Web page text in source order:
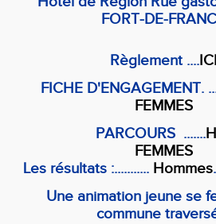
FORT-DE-
Règlement ....
FICHE D'ENGAGEMENT.
FEMMES
PARCOURS .......
FEMMES
Les résultats :........... Hommes
Une animation jeune se
commune